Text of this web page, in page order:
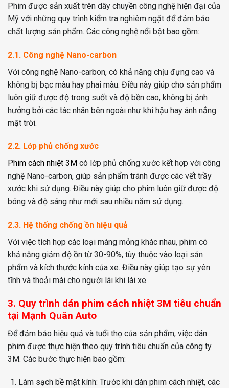
Phim được sản xuất trên dây chuyền công nghệ hiện đại của
Mỹ với những quy trình kiểm tra nghiêm ngặt để đảm bảo
chất lượng sản phẩm. Các công nghệ nổi bật bao gồm:
2.1. Công nghệ Nano-carbon
Với công nghệ Nano-carbon, có khả năng chịu đựng cao và
không bị bạc màu hay phai màu. Điều này giúp cho sản phẩm
luôn giữ được độ trong suốt và độ bền cao, không bị ảnh
hưởng bởi các tác nhân bên ngoài như khí hậu hay ánh nắng
mặt trời.
2.2. Lớp phủ chống xước
Phim cách nhiệt 3M có lớp phủ chống xước kết hợp với công
nghệ Nano-carbon, giúp sản phẩm tránh được các vết trầy
xước khi sử dụng. Điều này giúp cho phim luôn giữ được độ
bóng và độ sáng như mới sau nhiều năm sử dụng.
2.3. Hệ thống chống ồn hiệu quả
Với việc tích hợp các loại màng mỏng khác nhau, phim có
khả năng giảm độ ồn từ 30-90%, tùy thuộc vào loại sản
phẩm và kích thước kính của xe. Điều này giúp tạo sự yên
tĩnh và thoải mái cho người lái khi lái xe.
3. Quy trình dán phim cách nhiệt 3M tiêu chuẩn
tại Mạnh Quân Auto
Để đảm bảo hiệu quả và tuổi thọ của sản phẩm, việc dán
phim được thực hiện theo quy trình tiêu chuẩn của công ty
3M. Các bước thực hiện bao gồm:
Làm sạch bề mặt kính: Trước khi dán phim cách nhiệt, các